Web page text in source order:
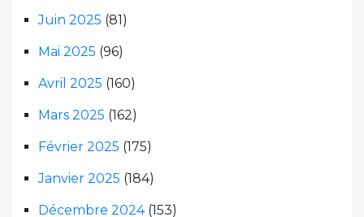
Juin 2025 (81)
Mai 2025 (96)
Avril 2025 (160)
Mars 2025 (162)
Février 2025 (175)
Janvier 2025 (184)
Décembre 2024(153)